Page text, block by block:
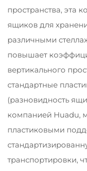
пространства, эта
ящиков для
различными
повышает
вертикального
стандартные
(разновидность
компанией Huadu,
пластиковыми
транспортировки,